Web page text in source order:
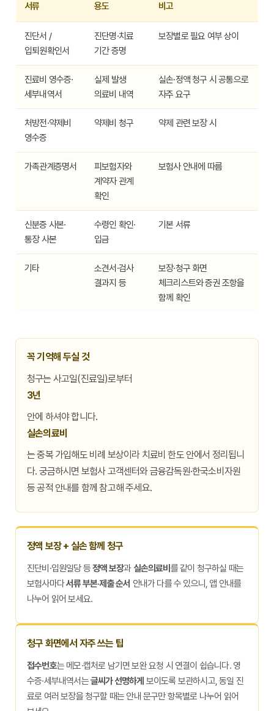
서류 용도 비고
진단서 /
입퇴원확인서
진단명·치료
기간 증명
보장별로 필요 여부 상이
진료비 영수증·
세부내역서
실제 발생
의료비 내역
실손·정액 청구 시 공통으로
자주 요구
처방전·약제비
영수증
약제비 청구 약제 관련 보장 시
가족관계증명서
피보험자와
계약자 관계
확인
보험사 안내에 따름
신분증 사본·
통장 사본
수령인 확인·
입금
기본 서류
기타
소견서·검사
결과지 등
보장·청구 화면
체크리스트와 증권 조항을
함께 확인
꼭 기억해 두실 것
청구는 사고일(진료일)로부터
3년
안에 하셔야 합니다.
실손의료비
는 중복 가입해도 비례 보상이라 치료비 한도 안에서 정리됩니
다. 궁금하시면 보험사 고객센터와 금융감독원·한국소비자원
등 공적 안내를 함께 참고해 주세요.
정액 보장 + 실손 함께 청구
진단비·입원일당 등정액 보장과 실손의료비 를 같이 청구하실 때는
보험사마다서류 부본·제출 순서 안내가 다를 수 있으니, 앱 안내를
나누어 읽어 보세요.
청구 화면에서 자주 쓰는 팁
접수번호는 메모·캡처로 남기면 보완 요청 시 연결이 쉽습니다. 영
수증·세부내역서는글씨가 선명하게 보이도록 보관하시고, 동일 진
료로 여러 보장을 청구할 때는 안내 문구만 항목별로 나누어 읽어